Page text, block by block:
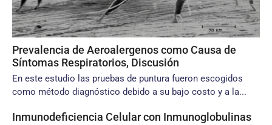
Prevalencia de Aeroalergenos como Causa de
Síntomas Respiratorios, Discusión
En este estudio las pruebas de puntura fueron escogidos
como método diagnóstico debido a su bajo costo y a la...
Inmunodeficiencia Celular con Inmunoglobulinas